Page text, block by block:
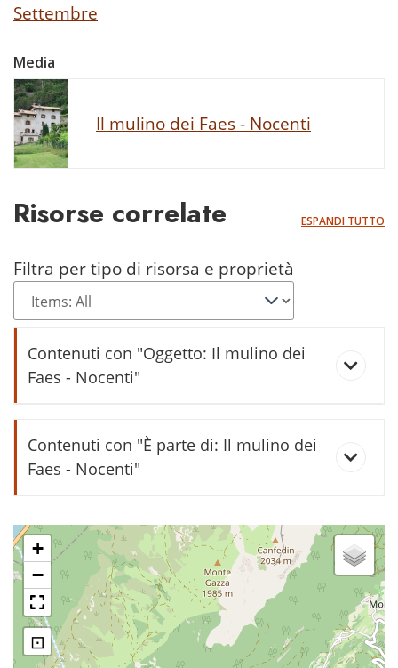
Settembre
Media
Il mulino dei Faes - Nocenti
Risorse correlate ESPANDI TUTTO
Filtra per tipo di risorsa e proprietà
Contenuti con "Oggetto: Il mulino dei
Faes - Nocenti"
"El Nozènt" falegname
Contenuti con "È parte di: Il mulino dei
Faes - Nocenti"
bindèla
La roggia di Fraveggio
La turbina dei "Nocenti"
+
−
⊡